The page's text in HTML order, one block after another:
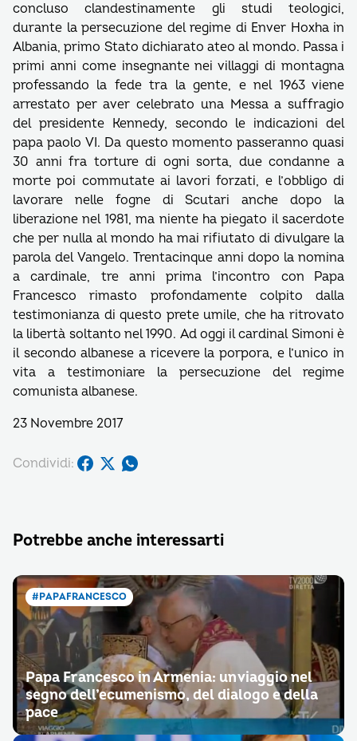
concluso clandestinamente gli studi teologici,
durante la persecuzione del regime di Enver Hoxha in
Albania, primo Stato dichiarato ateo al mondo. Passa i
primi anni come insegnante nei villaggi di montagna
professando la fede tra la gente, e nel 1963 viene
arrestato per aver celebrato una Messa a suffragio
del presidente Kennedy, secondo le indicazioni del
papa paolo VI. Da questo momento passeranno quasi
30 anni fra torture di ogni sorta, due condanne a
morte poi commutate ai lavori forzati, e l’obbligo di
lavorare nelle fogne di Scutari anche dopo la
liberazione nel 1981, ma niente ha piegato il sacerdote
che per nulla al mondo ha mai rifiutato di divulgare la
parola del Vangelo. Trentacinque anni dopo la nomina
a cardinale, tre anni prima l’incontro con Papa
Francesco rimasto profondamente colpito dalla
testimonianza di questo prete umile, che ha ritrovato
la libertà soltanto nel 1990. Ad oggi il cardinal Simoni è
il secondo albanese a ricevere la porpora, e l’unico in
vita a testimoniare la persecuzione del regime
comunista albanese.
23 Novembre 2017
Condividi:
Potrebbe anche interessarti
#PAPAFRANCESCO
Papa Francesco in Armenia: un viaggio nel
segno dell’ecumenismo, del dialogo e della
pace